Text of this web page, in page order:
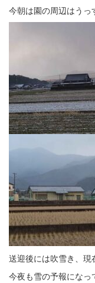
今朝は園の周辺はうっ
送迎後には吹雪き、現
今夜も雪の予報になっ